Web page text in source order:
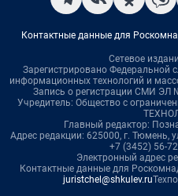
Контактные данные для
Сетевое
Зарегистрировано Федеральной
информационных технологий и
Запись о регистрации СМИ ЭЛ
Учредитель: Общество с
Главный редактор:
Адрес редакции: 625000, г. Тюмень,
+7 (3452) 56-
Электронный адрес
Контактные данные для
juristchel@shkulev.ru